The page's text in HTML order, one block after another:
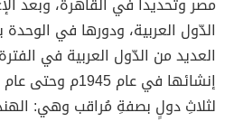
الدّول العربية، ودورها في
العديد من الدّول العربية في
لثلاثِ دولٍ بصفةِ مُراقب وهي: الهند،